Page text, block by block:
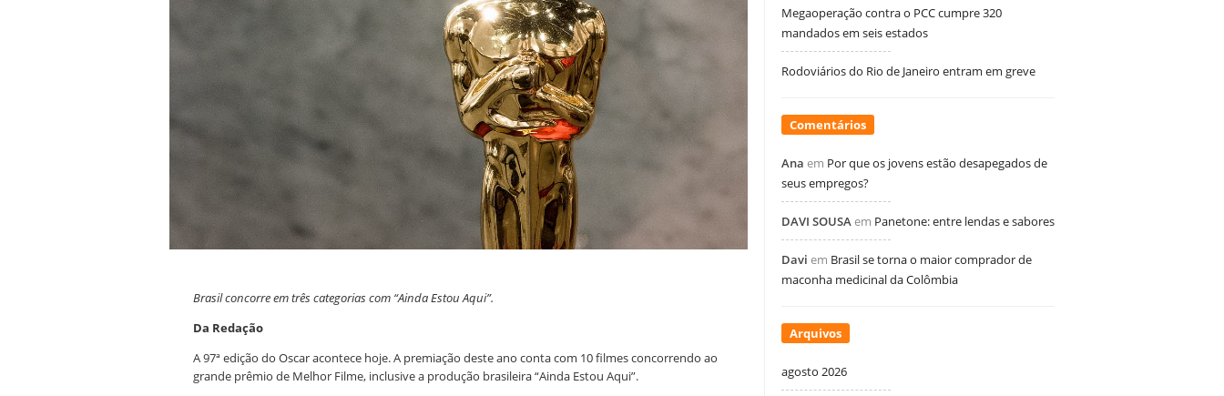
Brasil concorre em três categorias com “Ainda Estou Aqui”.
Da Redação
A 97ª edição do Oscar acontece hoje. A premiação deste ano conta com 10 filmes concorrendo ao
grande prêmio de Melhor Filme, inclusive a produção brasileira “Ainda Estou Aqui”.
Megaoperação contra o PCC cumpre 320
mandados em seis estados
Rodoviários do Rio de Janeiro entram em greve
Comentários
Ana em Por que os jovens estão desapegados de
seus empregos?
DAVI SOUSAem Panetone: entre lendas e sabores
Davi em Brasil se torna o maior comprador de
maconha medicinal da Colômbia
Arquivos
agosto 2026